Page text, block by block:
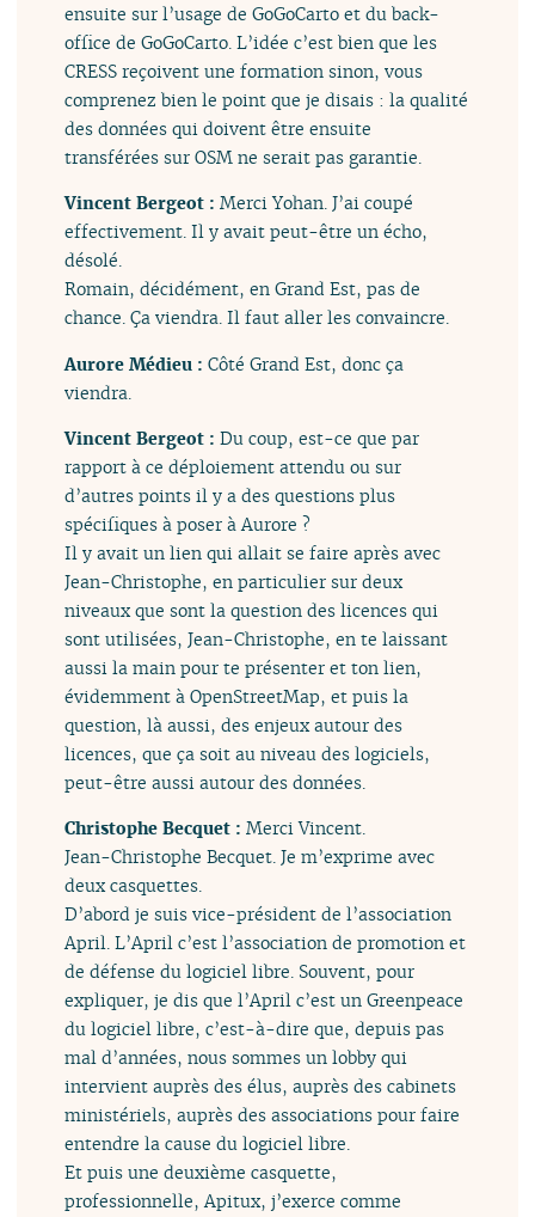
ensuite sur l’usage de GoGoCarto et du back-
office de GoGoCarto. L’idée c’est bien que les
CRESS reçoivent une formation sinon, vous
comprenez bien le point que je disais : la qualité
des données qui doivent être ensuite
transférées sur OSM ne serait pas garantie.
Vincent Bergeot :Merci Yohan. J’ai coupé
effectivement. Il y avait peut-être un écho,
désolé.
Romain, décidément, en Grand Est, pas de
chance. Ça viendra. Il faut aller les convaincre.
Aurore Médieu :Côté Grand Est, donc ça
viendra.
Vincent Bergeot :Du coup, est-ce que par
rapport à ce déploiement attendu ou sur
d’autres points il y a des questions plus
spécifiques à poser à Aurore ?
Il y avait un lien qui allait se faire après avec
Jean-Christophe, en particulier sur deux
niveaux que sont la question des licences qui
sont utilisées, Jean-Christophe, en te laissant
aussi la main pour te présenter et ton lien,
évidemment à OpenStreetMap, et puis la
question, là aussi, des enjeux autour des
licences, que ça soit au niveau des logiciels,
peut-être aussi autour des données.
Christophe Becquet :Merci Vincent.
Jean-Christophe Becquet. Je m’exprime avec
deux casquettes.
D’abord je suis vice-président de l’association
April. L’April c’est l’association de promotion et
de défense du logiciel libre. Souvent, pour
expliquer, je dis que l’April c’est un Greenpeace
du logiciel libre, c’est-à-dire que, depuis pas
mal d’années, nous sommes un lobby qui
intervient auprès des élus, auprès des cabinets
ministériels, auprès des associations pour faire
entendre la cause du logiciel libre.
Et puis une deuxième casquette,
professionnelle, Apitux, j’exerce comme